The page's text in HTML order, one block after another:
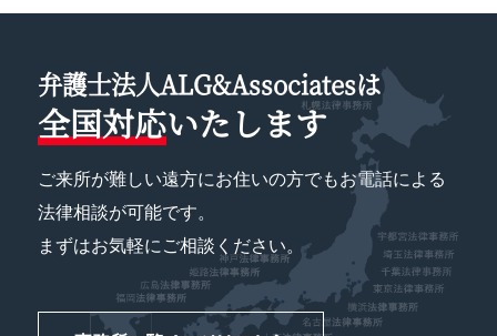
弁護士法人ALG&Associatesは
全国対応いたします
ご来所が難しい遠方にお住いの方でもお電話による
法律相談が可能です。
まずはお気軽にご相談ください。